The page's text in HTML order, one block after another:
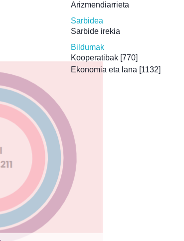
Arizmendiarrieta
Sarbidea
Sarbide irekia
Bildumak
Kooperatibak [770]
Ekonomia eta lana [1132]